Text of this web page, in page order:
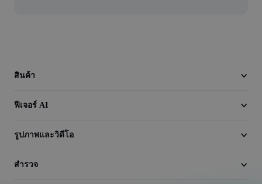
เครื่องมือแปลงวิดีโอ
สินค้า
ฟีเจอร์ AI
รูปภาพและวิดีโอ
สำรวจ